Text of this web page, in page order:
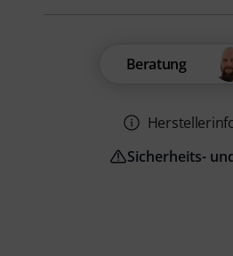
Beratung
Sicherheits-